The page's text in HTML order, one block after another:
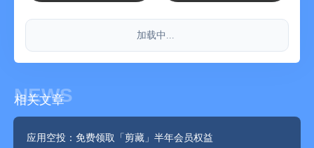
加载中...
NEWS
相关文章
应用空投：免费领取「剪藏」半年会员权益